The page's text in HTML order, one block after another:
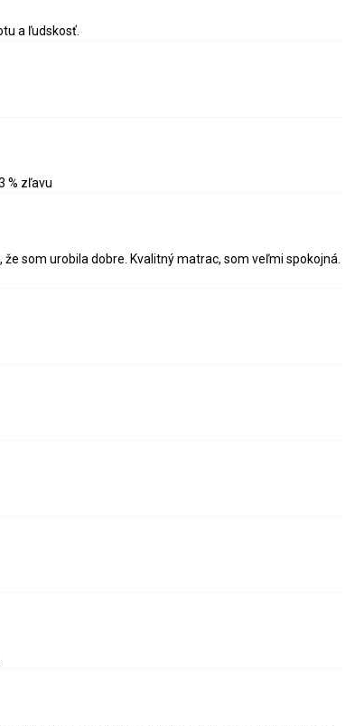
a ľudskosť.
% zľavu
som urobila dobre. Kvalitný matrac, som veľmi spokojná.